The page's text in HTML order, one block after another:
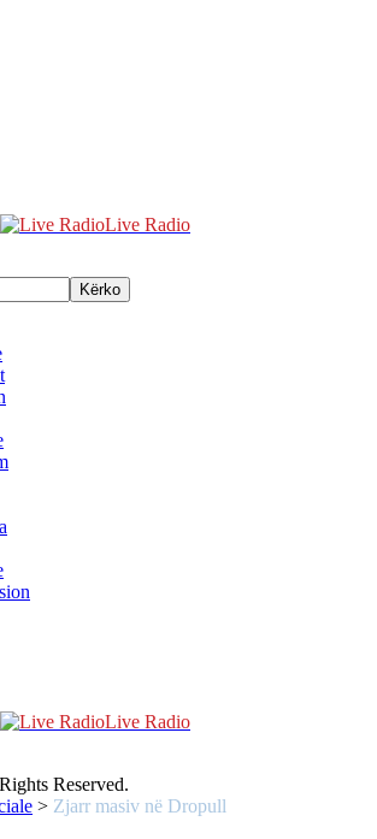
Live Radio
Live Radio
Reserved.
> Zjarr masiv në Dropull